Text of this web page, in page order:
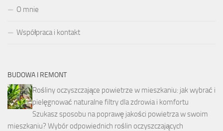
O mnie
Współpraca i kontakt
BUDOWA I REMONT
Rośliny oczyszczające powietrze w mieszkaniu: jak wybrać i
pielęgnować naturalne filtry dla zdrowia i komfortu
Szukasz sposobu na poprawę jakości powietrza w swoim
mieszkaniu? Wybór odpowiednich roślin oczyszczających